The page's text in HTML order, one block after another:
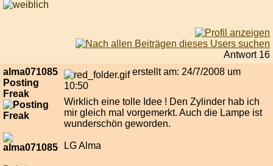
Antwort 16
alma071085
Posting
Freak
erstellt am: 24/7/2008 um
10:50
Wirklich eine tolle Idee ! Den Zylinder hab ich
mir gleich mal vorgemerkt. Auch die Lampe ist
wunderschön geworden.
LG Alma